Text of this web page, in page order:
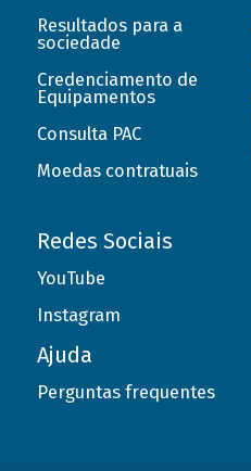
Resultados para a
sociedade
Credenciamento de
Equipamentos
Consulta PAC
Moedas contratuais
Redes Sociais
YouTube
Instagram
Ajuda
Perguntas frequentes